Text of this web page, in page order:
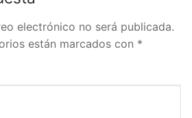
electrónico no será publicada.
están marcados con *